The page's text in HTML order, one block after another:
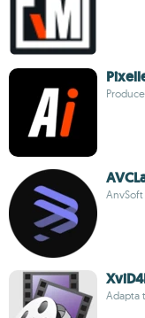
AnvSoft
Adapta